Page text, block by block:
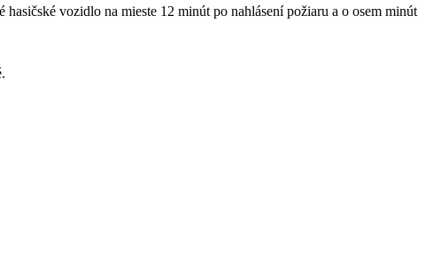
vozidlo na mieste 12 minút po nahlásení požiaru a o osem minút